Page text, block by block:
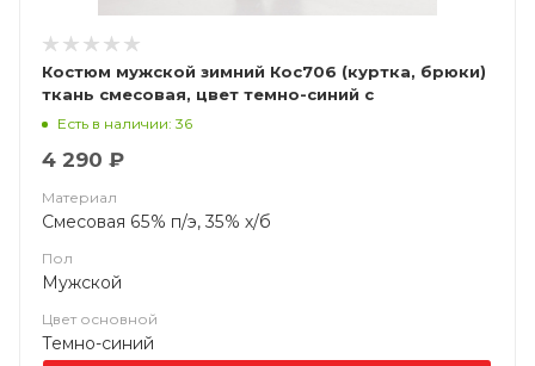
Костюм мужской зимний Кос706 (куртка, брюки)
ткань смесовая, цвет темно-синий с
васильковым
Есть в наличии: 36
4 290 ₽
Материал
Смесовая 65% п/э, 35% х/б
Пол
Мужской
Цвет основной
Темно-синий